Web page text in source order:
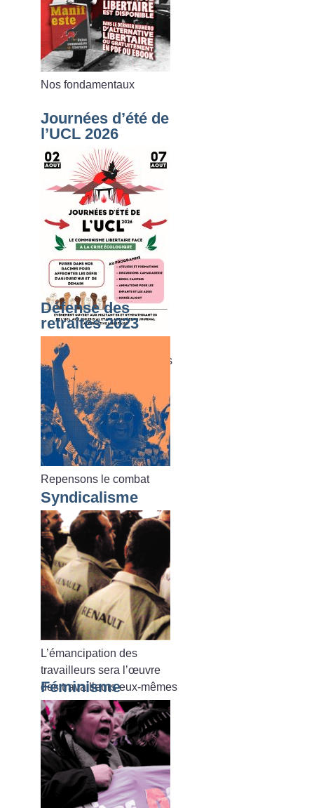
Nos fondamentaux
Journées d’été de
l’UCL 2026
Du dimanche 02 août au
vendredi 07 août 2026, les
journées d’été de l’UCL
Défense des
retraites 2023
Repensons le combat
Syndicalisme
L’émancipation des
travailleurs sera l’œuvre
des travailleurs eux-mêmes
Féminisme